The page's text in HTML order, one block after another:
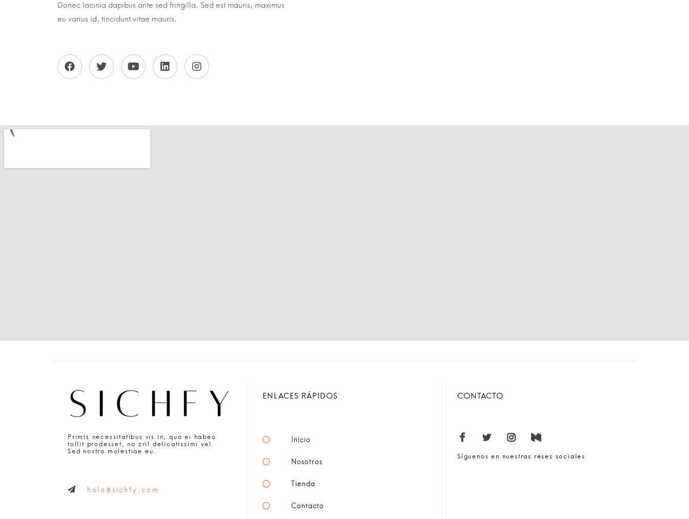
Donec lacinia dapibus ante sed fringilla. Sed est mauris, maximus
eu varius id, tincidunt vitae mauris.
Primis necessitatibus vis in, quo ei habeo
tollit prodesset, no zril delicatissimi vel.
Sed nostro molestiae eu.
hola@sichfy.com
ENLACES RÁPIDOS
Inicio
Nosotros
Tienda
Contacto
CONTACTO
Síguenos en nuestras reses sociales